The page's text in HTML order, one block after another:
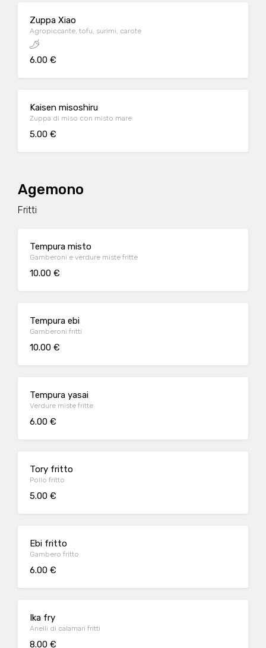
Zuppa Xiao
Agropiccante, tofu, surimi, carote
6.00 €
Kaisen misoshiru
Zuppa di miso con misto mare
5.00 €
Agemono
Fritti
Tempura misto
Gamberoni e verdure miste fritte
10.00 €
Tempura ebi
Gamberoni fritti
10.00 €
Tempura yasai
Verdure miste fritte
6.00 €
Tory fritto
Pollo fritto
5.00 €
Ebi fritto
Gambero fritto
6.00 €
Ika fry
Anelli di calamari fritti
8.00 €